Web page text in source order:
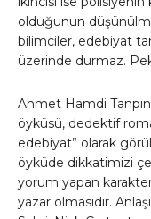
olduğunun
bilimciler, edebiyat
üzerinde durmaz.
Ahmet Hamdi
öyküsü, dedektif
edebiyat” olarak
öyküde dikkatimizi
yorum yapan
yazar olmasıdır.